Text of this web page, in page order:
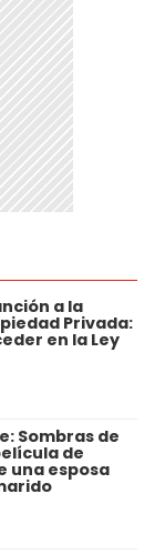
a la
Privada:
en la Ley
Sombras de
de
una esposa